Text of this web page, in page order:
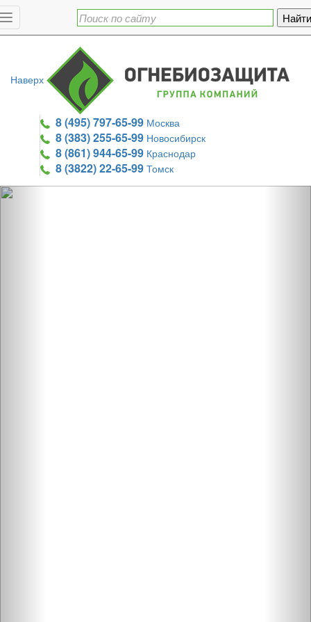
Toggle
navigation
Наверх
8 (495) 797-65-99 Москва
8 (383) 255-65-99 Новосибирск
8 (861) 944-65-99 Краснодар
8 (3822) 22-65-99 Томск